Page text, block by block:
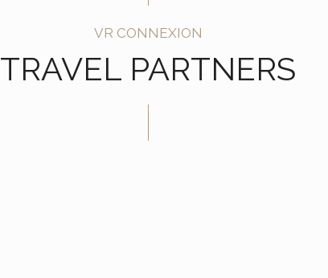
VR CONNEXION
TRAVEL PARTNERS